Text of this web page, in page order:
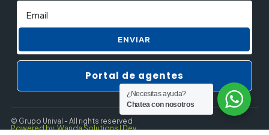
ENVIAR
Portal de agentes
© Grupo Unival - All rights reserved
Powered by: Wanda Solutions | Dev.
¿Necesitas ayuda?
Chatea con nosotros